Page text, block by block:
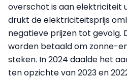
overschot is aan elektriciteit
drukt de elektriciteitsprijs
negatieve prijzen tot gevolg.
worden betaald om zonne-
steken. In 2024 daalde het
ten opzichte van 2023 en